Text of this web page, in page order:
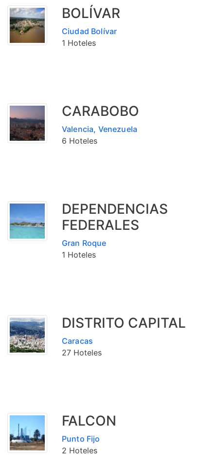
BOLÍVAR
Ciudad Bolívar
1 Hoteles
CARABOBO
Valencia, Venezuela
6 Hoteles
DEPENDENCIAS
FEDERALES
Gran Roque
1 Hoteles
DISTRITO CAPITAL
Caracas
27 Hoteles
FALCON
Punto Fijo
2 Hoteles